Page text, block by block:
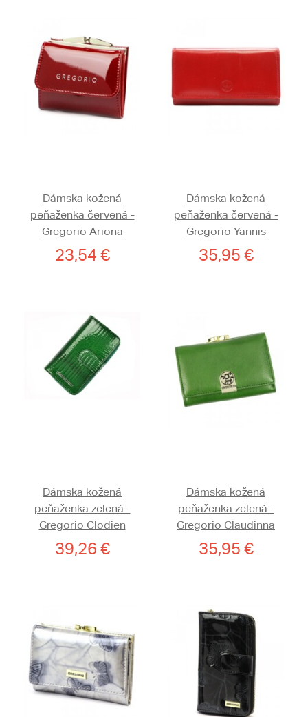
Dámska kožená
peňaženka červená -
Gregorio Ariona
23,54 €
Dámska kožená
peňaženka červená -
Gregorio Yannis
35,95 €
Dámska kožená
peňaženka zelená -
Gregorio Clodien
39,26 €
Dámska kožená
peňaženka zelená -
Gregorio Claudinna
35,95 €